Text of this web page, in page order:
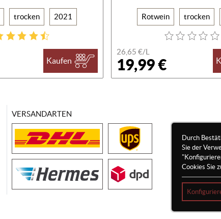
trocken 2021
Kaufen
Rotwein trocken
26,65 €/L
19,99 €
Durch
Sie der
Cookies Sie
VERSANDARTEN